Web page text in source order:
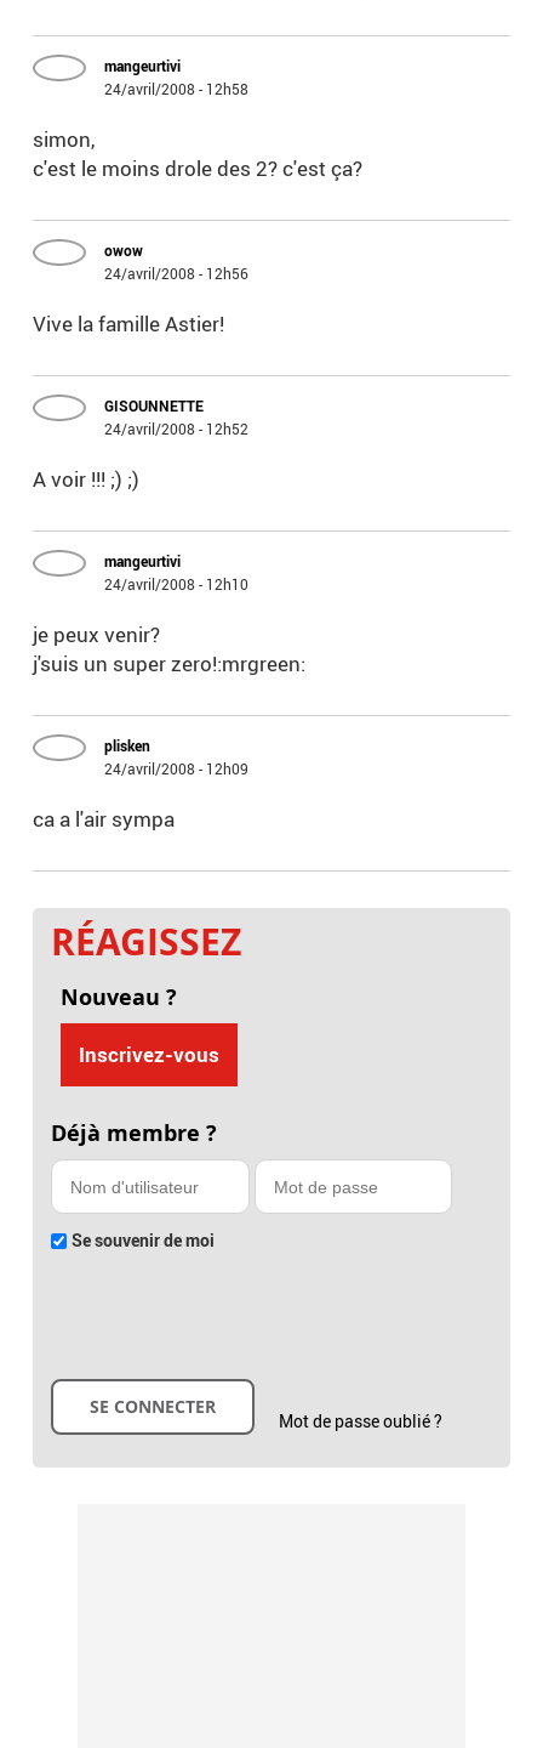
mangeurtivi
24/avril/2008 - 12h58
simon,
c'est le moins drole des 2? c'est ça?
owow
24/avril/2008 - 12h56
Vive la famille Astier!
GISOUNNETTE
24/avril/2008 - 12h52
A voir !!! ;) ;)
mangeurtivi
24/avril/2008 - 12h10
je peux venir?
j'suis un super zero!:mrgreen:
plisken
24/avril/2008 - 12h09
ca a l'air sympa
RÉAGISSEZ
Nouveau ?
Inscrivez-vous
Déjà membre ?
Se souvenir de moi
Mot de passe oublié ?